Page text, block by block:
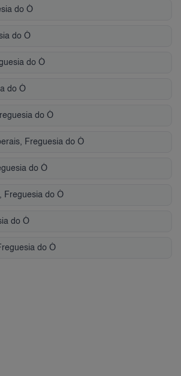
do Ó
do Ó
do Ó
do Ó
do Ó
Freguesia do Ó
do Ó
Freguesia do Ó
do Ó
do Ó